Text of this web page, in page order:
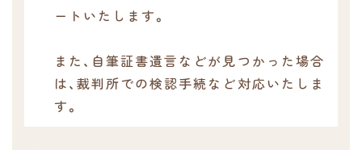
ートいたします。
また、自筆証書遺言などが見つかった場合
は、裁判所での検認手続など対応いたしま
す。